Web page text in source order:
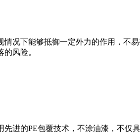
况下能够抵御一定外力的作用，不
风险。
进的PE包覆技术，不涂油漆，不仅